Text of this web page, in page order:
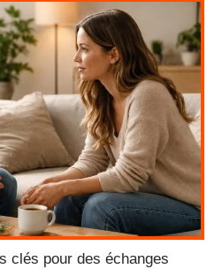
clés pour des échanges